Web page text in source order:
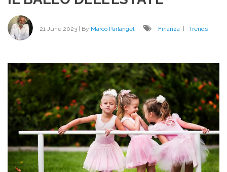
21 June 2023 | By Marco Parlangeli Finanza Trends